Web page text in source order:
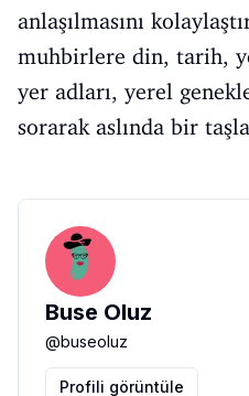
anlaşılmasını
muhbirlere din, tarih,
yer adları, yerel
sorarak aslında bir
Buse Oluz
@buseoluz
Profili görüntüle